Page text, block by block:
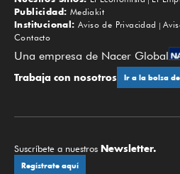
Publicidad: Mediakit
Institucional: Aviso de Privacidad
Contacto
Una empresa de Nacer Global
Trabaja con nosotros Ir a la bolsa
Suscríbete a nuestros Newsletter.
Regístrate aquí